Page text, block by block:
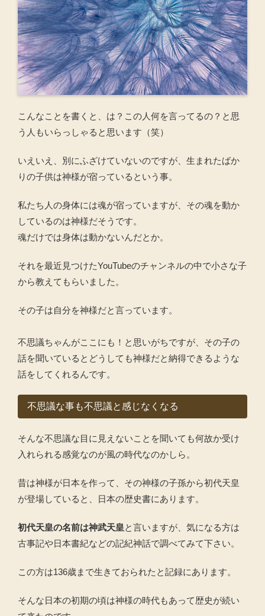
こんなことを書くと、は？この人何を言ってるの？と思
う人もいらっしゃると思います（笑）
いえいえ、別にふざけていないのですが、生まれたばか
りの子供は神様が宿っているという事。
私たち人の身体には魂が宿っていますが、その魂を動か
しているのは神様だそうです。
魂だけでは身体は動かないんだとか。
それを最近見つけたYouTubeのチャンネルの中で小さな子
から教えてもらいました。
その子は自分を神様だと言っています。
不思議ちゃんがここにも！と思いがちですが、その子の
話を聞いているとどうしても神様だと納得できるような
話をしてくれるんです。
不思議な事も不思議と感じなくなる
そんな不思議な目に見えないことを聞いても何故か受け
入れられる感覚なのが風の時代なのかしら。
昔は神様が日本を作って、その神様の子孫から初代天皇
が登場していると、日本の歴史書にあります。
初代天皇の名前は神武天皇と言いますが、気になる方は
古事記や日本書紀などの記紀神話で調べてみて下さい。
この方は136歳まで生きておられたと記録にあります。
そんな日本の初期の頃は神様の時代もあって歴史が続い